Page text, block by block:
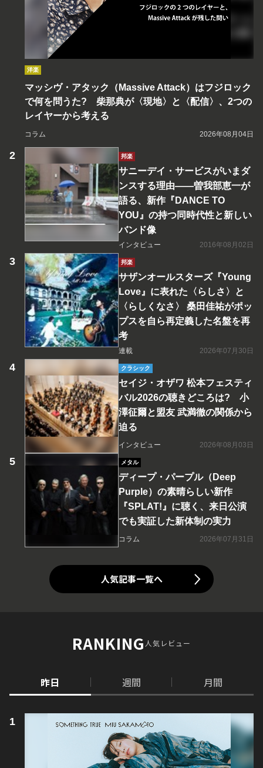
洋楽
マッシヴ・アタック（Massive Attack）はフジロック
で何を問うた? 柴那典が〈現地〉と〈配信〉、2つの
レイヤーから考える
コラム 2026年08月04日
邦楽
サニーデイ・サービスがいまダ
ンスする理由――曽我部恵一が
語る、新作『DANCE TO
YOU』の持つ同時代性と新しい
バンド像
インタビュー 2016年08月02日
邦楽
サザンオールスターズ『Young
Love』に表れた〈らしさ〉と
〈らしくなさ〉 桑田佳祐がポッ
プスを自ら再定義した名盤を再
考
連載 2026年07月30日
クラシック
セイジ・オザワ 松本フェスティ
バル2026の聴きどころは? 小
澤征爾と盟友 武満徹の関係から
迫る
インタビュー 2026年08月03日
メタル
ディープ・パープル（Deep
Purple）の素晴らしい新作
『SPLAT!』に聴く、来日公演
でも実証した新体制の実力
コラム 2026年07月31日
人気記事一覧へ
RANKING人気レビュー
昨日 週間 月間